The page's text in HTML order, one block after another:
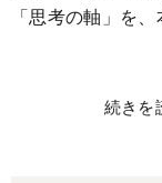
「思考の軸」を
続きを